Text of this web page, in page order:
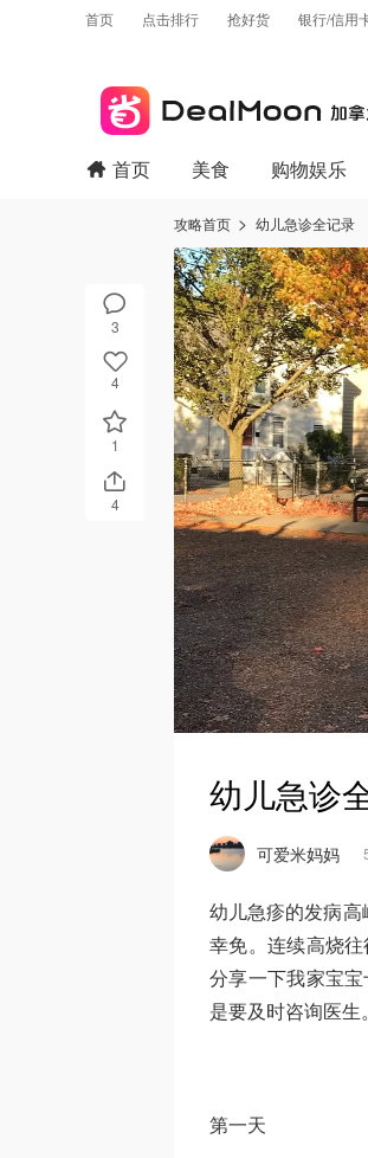
首页 点击排行 抢好货 银行/信用
3
4
1
4
首页 美食 购物娱乐
攻略首页 幼儿急诊全记录
幼儿急诊
可爱米妈妈
幼儿急疹的发病
幸免。连续高烧
分享一下我家宝
是要及时咨询医生。
第一天